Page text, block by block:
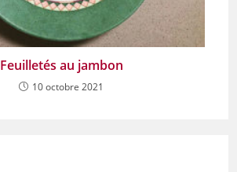
Feuilletés au jambon
10 octobre 2021